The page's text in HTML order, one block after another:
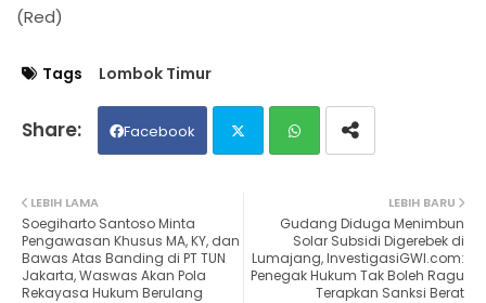
(Red)
Tags Lombok Timur
Facebook
ats
ap
LEBIH BARU
Gudang Diduga Menimbun
Solar Subsidi Digerebek di
Lumajang, InvestigasiGWI.com:
Penegak Hukum Tak Boleh Ragu
Terapkan Sanksi Berat
LEBIH LAMA
Soegiharto Santoso Minta
Pengawasan Khusus MA, KY, dan
Bawas Atas Banding di PT TUN
Jakarta, Waswas Akan Pola
Rekayasa Hukum Berulang